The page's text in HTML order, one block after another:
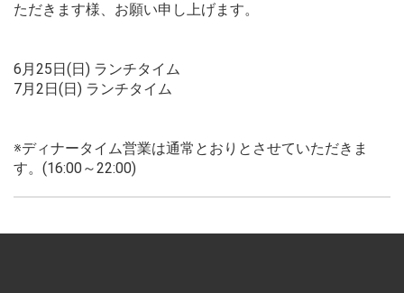
ただきます様、お願い申し上げます。
6月25日(日) ランチタイム
7月2日(日) ランチタイム
※ディナータイム営業は通常とおりとさせていただきま
す。(16:00～22:00)